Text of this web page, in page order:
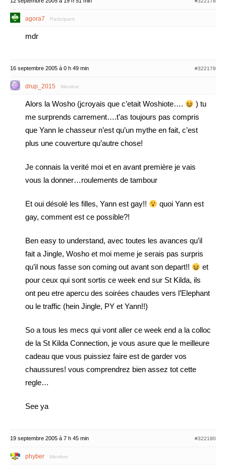
agora7 Participant
mdr
16 septembre 2005 à 0 h 49 min #322179
drup_2015 Membre
Alors la Wosho (jcroyais que c’etait Woshiote….
) tu
me surprends carrement….t’as toujours pas compris
que Yann le chasseur n’est qu’un mythe en fait, c’est
plus une couverture qu’autre chose!
Je connais la verité moi et en avant première je vais
vous la donner…roulements de tambour
Et oui désolé les filles, Yann est gay!!
quoi Yann est
gay, comment est ce possible?!
Ben easy to understand, avec toutes les avances qu’il
fait a Jingle, Wosho et moi meme je serais pas surpris
qu’il nous fasse son coming out avant son depart!!
et
pour ceux qui sont sortis ce week end sur St Kilda, ils
ont peu etre apercu des soirées chaudes vers l’Elephant
ou le traffic (hein Jingle, PY et Yann!!)
So a tous les mecs qui vont aller ce week end a la colloc
de la St Kilda Connection, je vous asure que le meilleure
cadeau que vous puissiez faire est de garder vos
chaussures! vous comprendrez bien assez tot cette
regle…
See ya
19 septembre 2005 à 7 h 45 min #322180
phyber Membre